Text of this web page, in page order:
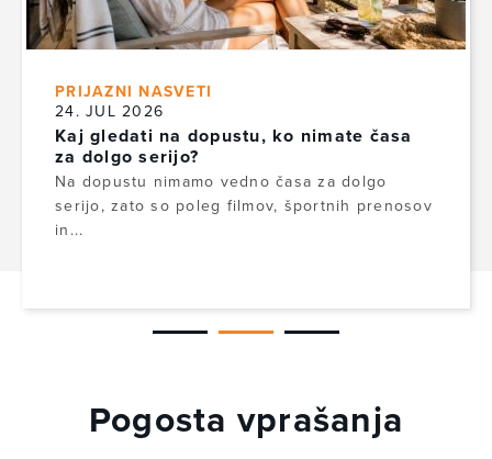
PRIJAZNI NASVETI
24. JUL 2026
Kaj gledati na dopustu, ko nimate časa
za dolgo serijo?
Na dopustu nimamo vedno časa za dolgo
serijo, zato so poleg filmov, športnih prenosov
in...
Pogosta vprašanja